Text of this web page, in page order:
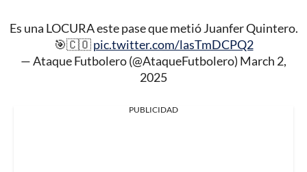
Es una LOCURA este pase que metió Juanfer Quintero.
🎯🇨🇴pic.twitter.com/lasTmDCPQ2
— Ataque Futbolero (@AtaqueFutbolero) March 2,
2025
PUBLICIDAD